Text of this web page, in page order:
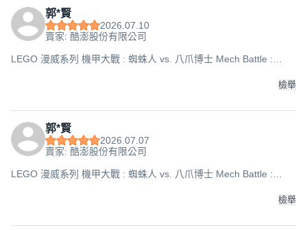
郭*賢
2026.07.10
賣家: 酷澎股份有限公司
LEGO 漫威系列 機甲大戰 : 蜘蛛人 vs. 八爪博士 Mech Battle :
檢舉
郭*賢
2026.07.07
賣家: 酷澎股份有限公司
LEGO 漫威系列 機甲大戰 : 蜘蛛人 vs. 八爪博士 Mech Battle :
檢舉